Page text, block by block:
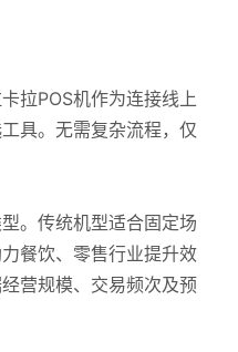
拉POS机作为连接线上
具。无需复杂流程，仅
。传统机型适合固定场
餐饮、零售行业提升效
营规模、交易频次及预